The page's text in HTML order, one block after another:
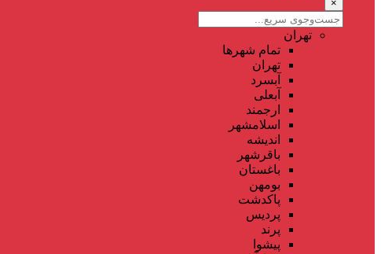
×
تهران
تمام شهر‌ها
تهران
آبسرد
آبعلی
ارجمند
اسلامشهر
اندیشه
باقرشهر
باغستان
بومهن
پاکدشت
پردیس
پرند
پیشوا